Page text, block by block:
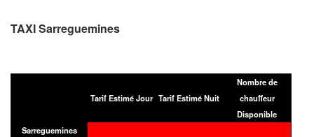
TAXI Sarreguemines
Tarif Estimé Jour Tarif Estimé Nuit
Nombre de
chauffeur
Disponible
Sarreguemines